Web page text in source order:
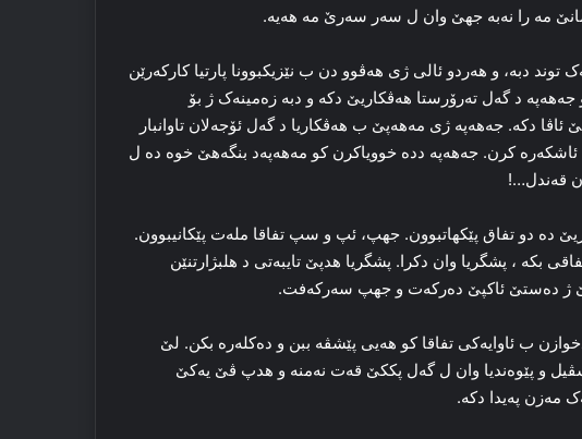
مه‌ را نەبە جهێ وان ل سه‌ر سه‌رێ مه‌ هه‌یه‌.
دبه‌، و هه‌ردو ئالی ژی هه‌ڤوو دن ب نێزیکبوونا پارتیا كاركەرێن
جەھەپە د گه‌ل ته‌رۆرستا هه‌ڤکاریێ دکه‌ و دبه‌ زه‌مینه‌ک ژ بۆ
دکه‌. جەھەپە ژی مەھەپێ ب هه‌ڤکاریا د گه‌ل ئۆجەلان تاوانبار
ئاشکه‌ره‌ کرن. جەھەپە دده‌ خوویاکرن کو مەھەپەد بنگه‌هێ خوه‌ ده‌ ل
قه‌ندل…!
ده‌ دو تفاق پێکهاتبوون. جهپ، ئپ و سپ تفاقا مله‌ت پێکانیبوون.
، پشگریا وان دکرا. پشگریا هدپێ تایبه‌تی د هلبژارتنێن
ژ ده‌ستێ ئاکپێ ده‌رکه‌ت و جهپ سه‌رکه‌فت.
ب ئاوایه‌کی تفاقا کو هه‌یی پێشڤه‌ ببن و ده‌کله‌ره‌ بکن. لێ
و پێوه‌ندیا وان ل گه‌ل پککێ قه‌ت نه‌منه‌ و هدپ ڤێ یه‌کێ
مه‌زن په‌یدا دکه‌.